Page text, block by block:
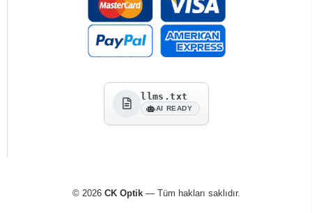
llms.txt
AI READY
© 2026 CK Optik— Tüm hakları saklıdır.